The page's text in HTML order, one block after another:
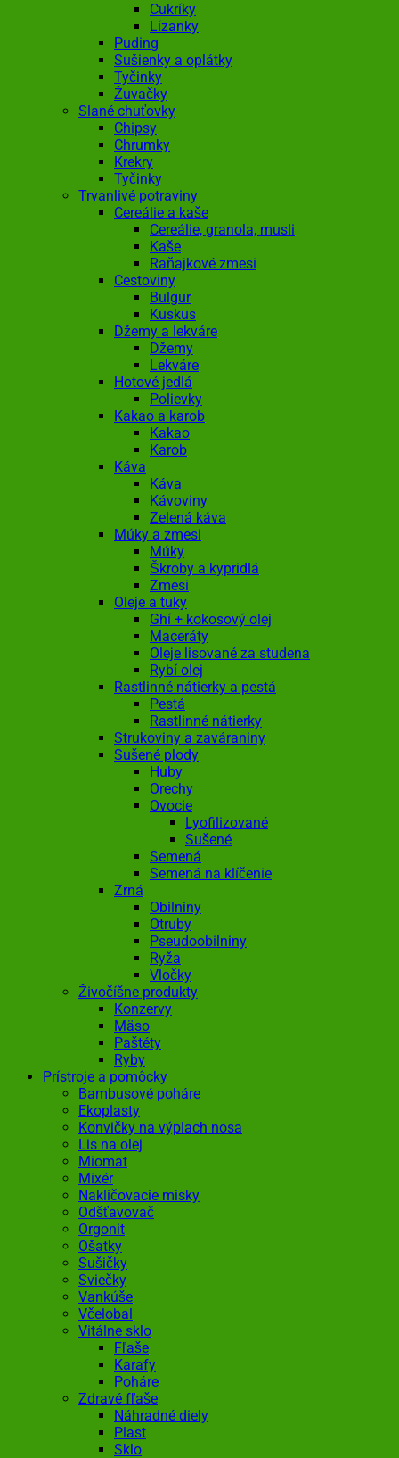
Cukríky
Lízanky
Puding
Sušienky a oplátky
Tyčinky
Žuvačky
Slané chuťovky
Chipsy
Chrumky
Krekry
Tyčinky
Trvanlivé potraviny
Cereálie a kaše
Cereálie, granola, musli
Kaše
Raňajkové zmesi
Cestoviny
Bulgur
Kuskus
Džemy a lekváre
Džemy
Lekváre
Hotové jedlá
Polievky
Kakao a karob
Kakao
Karob
Káva
Káva
Kávoviny
Zelená káva
Múky a zmesi
Múky
Škroby a kypridlá
Zmesi
Oleje a tuky
Ghí + kokosový olej
Maceráty
Oleje lisované za studena
Rybí olej
Rastlinné nátierky a pestá
Pestá
Rastlinné nátierky
Strukoviny a zaváraniny
Sušené plody
Huby
Orechy
Ovocie
Lyofilizované
Sušené
Semená
Semená na klíčenie
Zrná
Obilniny
Otruby
Pseudoobilniny
Ryža
Vločky
Živočíšne produkty
Konzervy
Mäso
Paštéty
Ryby
Prístroje a pomôcky
Bambusové poháre
Ekoplasty
Konvičky na výplach nosa
Lis na olej
Miomat
Mixér
Nakličovacie misky
Odšťavovač
Orgonit
Ošatky
Sušičky
Sviečky
Vankúše
Včelobal
Vitálne sklo
Fľaše
Karafy
Poháre
Zdravé fľaše
Náhradné diely
Plast
Sklo